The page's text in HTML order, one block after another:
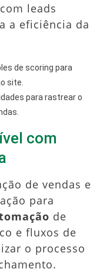
leads
a eficiência da
de scoring para
site.
para rastrear o
com
de vendas e
para
de
e fluxos de
o processo